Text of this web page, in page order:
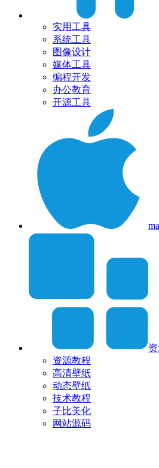
实用工具
系统工具
图像设计
媒体工具
编程开发
办公教育
开源工具
资源教程
高清壁纸
动态壁纸
技术教程
子比美化
网站源码